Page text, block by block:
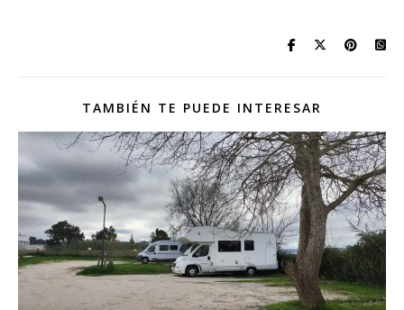
TAMBIÉN TE PUEDE INTERESAR